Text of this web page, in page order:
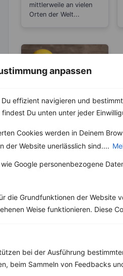
anpassen
effizient navigieren und
Du unten unter jeder
Cookies werden in Deinem
der Website unerlässlich sind....
Google personenbezogene
die Grundfunktionen der Website
Weise funktionieren. Diese
bei der Ausführung
beim Sammeln von Feedbacks
mittlerweile an vielen
Orten der Welt...
LEBENSMITTEL
sauer oder
basisch?
zu 100 % auch schon
Weitere